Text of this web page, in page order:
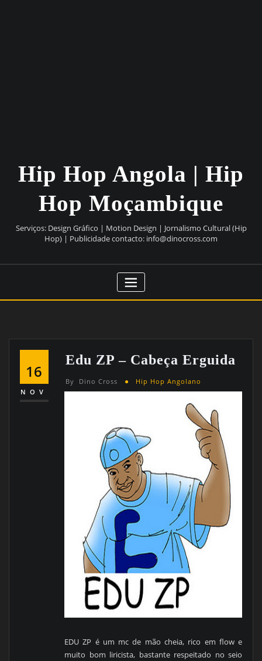
Hip Hop Angola | Hip
Hop Moçambique
Serviços: Design Gráfico | Motion Design | Jornalismo Cultural (Hip
Hop) | Publicidade contacto: info@dinocross.com
16
NOV
Edu ZP – Cabeça Erguida
By Dino Cross Hip Hop Angolano
EDU ZP é um mc de mão cheia, rico em flow e
muito bom liricista, bastante respeitado no seio